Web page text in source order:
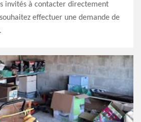
invités à contacter directement
effectuer une demande de